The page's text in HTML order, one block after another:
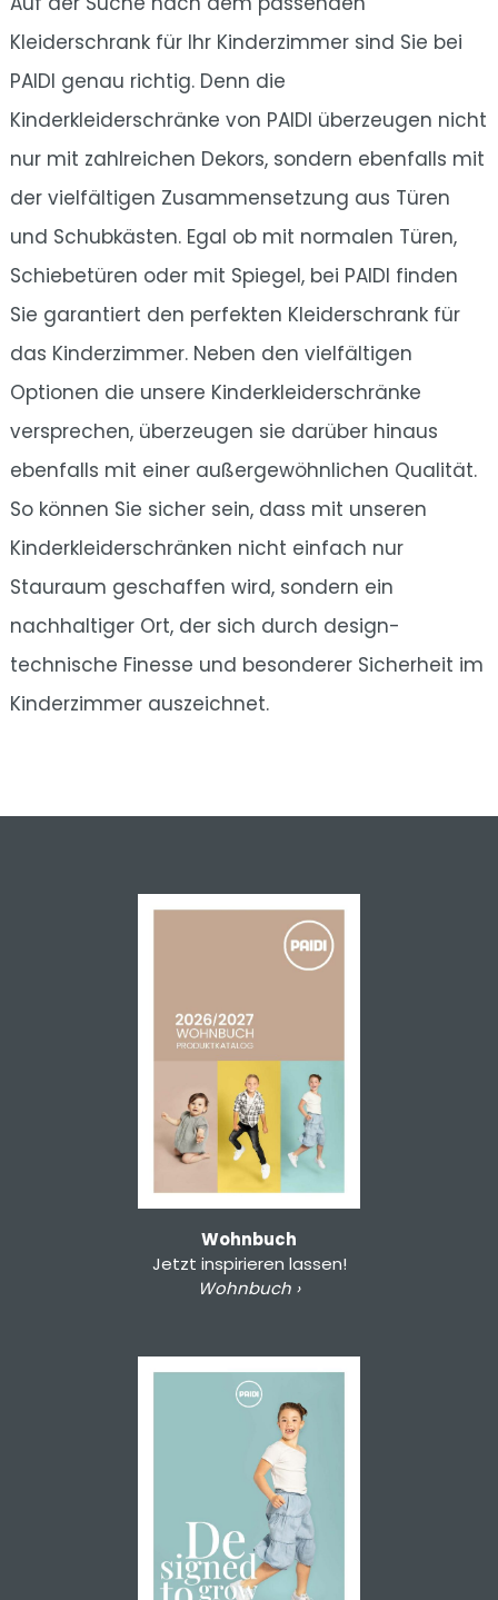
Kleiderschrank für Ihr Kinderzimmer sind Sie bei
PAIDI genau richtig. Denn die
Kinderkleiderschränke von PAIDI überzeugen nicht
nur mit zahlreichen Dekors, sondern ebenfalls mit
der vielfältigen Zusammensetzung aus Türen
und Schubkästen. Egal ob mit normalen Türen,
Schiebetüren oder mit Spiegel, bei PAIDI finden
Sie garantiert den perfekten Kleiderschrank für
das Kinderzimmer. Neben den vielfältigen
Optionen die unsere Kinderkleiderschränke
versprechen, überzeugen sie darüber hinaus
ebenfalls mit einer außergewöhnlichen Qualität.
So können Sie sicher sein, dass mit unseren
Kinderkleiderschränken nicht einfach nur
Stauraum geschaffen wird, sondern ein
nachhaltiger Ort, der sich durch design-
technische Finesse und besonderer Sicherheit im
Kinderzimmer auszeichnet.
Wohnbuch
Jetzt inspirieren lassen!
Wohnbuch ›